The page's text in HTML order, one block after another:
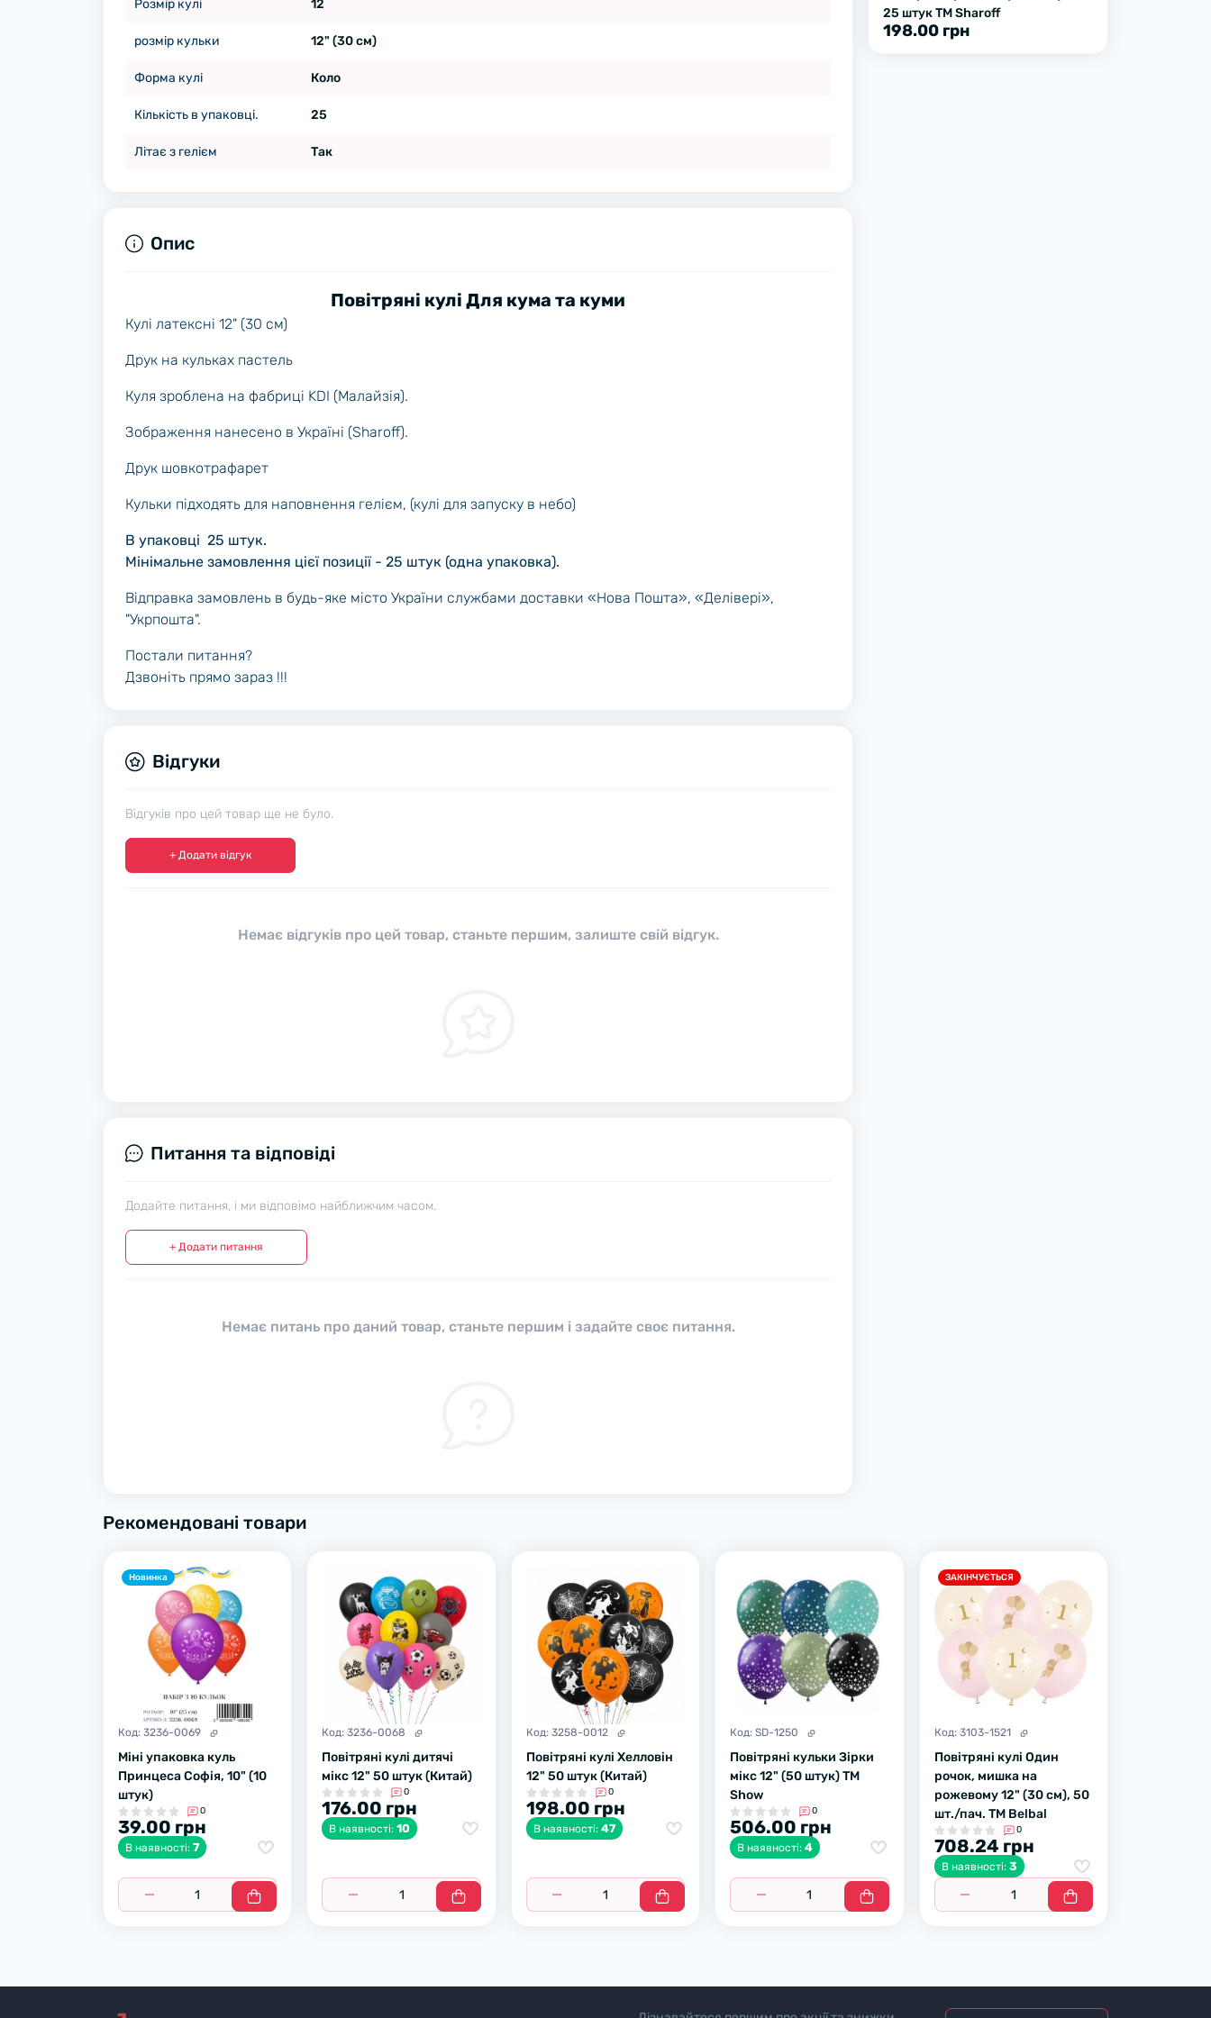
25 штук ТМ Sharoff
198.00 грн
Розмір кулі 12
розмір кульки 12" (30 см)
Форма кулі Коло
Кількість в упаковці. 25
Літає з гелієм Так
Опис
Повітряні кулі Для кума та куми
Кулі латексні 12" (30 см)
Друк на кульках пастель
Куля зроблена на фабриці KDI (Малайзія).
Зображення нанесено в Україні (Sharoff).
Друк шовкотрафарет
Кульки підходять для наповнення гелієм, (кулі для запуску в небо)
В упаковці 25 штук.
Мінімальне замовлення цієї позиції - 25 штук (одна упаковка).
Відправка замовлень в будь-яке місто України службами доставки «Нова Пошта», «Делівері»,
"Укрпошта".
Постали питання?
Дзвоніть прямо зараз !!!
Відгуки
Відгуків про цей товар ще не було.
+ Додати відгук
Немає відгуків про цей товар, станьте першим, залиште свій відгук.
Питання та відповіді
Додайте питання, і ми відповімо найближчим часом.
+ Додати питання
Немає питань про даний товар, станьте першим і задайте своє питання.
Рекомендовані товари
Новинка
Код: 3236-0069
Міні упаковка куль
Принцеса Софія, 10" (10
штук)
0
39.00 грн
В наявності: 7
Код:3236-0068
Повітряні кулі дитячі
мікс 12" 50 штук (Китай)
0
176.00 грн
В наявності:10
Код: 3258-0012
Повітряні кулі Хелловін
12" 50 штук (Китай)
0
198.00 грн
В наявності: 47
Код:SD-1250
Повітряні кульки Зірки
мікс 12" (50 штук) ТМ
Show
0
506.00 грн
В наявності:4
ЗАКІНЧУЄТЬСЯ
Код: 3103-1521
Повітряні кулі Один
рочок, мишка на
рожевому 12" (30 см), 50
шт./пач. TM Belbal
0
708.24 грн
В наявності: 3